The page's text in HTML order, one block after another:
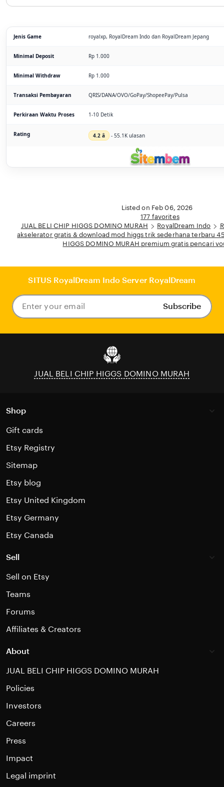
Jenis Game royalxp, RoyalDream Indo dan RoyalDream Jepang
Minimal Deposit Rp 1.000
Minimal Withdraw Rp 1.000
Transaksi Pembayaran QRIS/DANA/OVO/GoPay/ShopeePay/Pulsa
Perkiraan Waktu Proses 1-10 Detik
Rating 4.2 â­ - 55.1K ulasan
Listed on Feb 06, 2026
177 favorites
JUAL BELI CHIP HIGGS DOMINO MURAH
RoyalDream Indo
akselerator gratis & download mod higgs trik sederhana terbaru 45
HIGGS DOMINO MURAH premium gratis pencari
SITUS RoyalDream Indo Server RoyalDream
Enter
your
Subscribe
JUAL BELI CHIP HIGGS DOMINO MURAH
Shop
Gift cards
Etsy Registry
Sitemap
Etsy blog
Etsy United Kingdom
Etsy Germany
Etsy Canada
Sell
Sell on Etsy
Teams
Forums
Affiliates & Creators
About
JUAL BELI CHIP HIGGS DOMINO MURAH
Policies
Investors
Careers
Press
Impact
Legal imprint